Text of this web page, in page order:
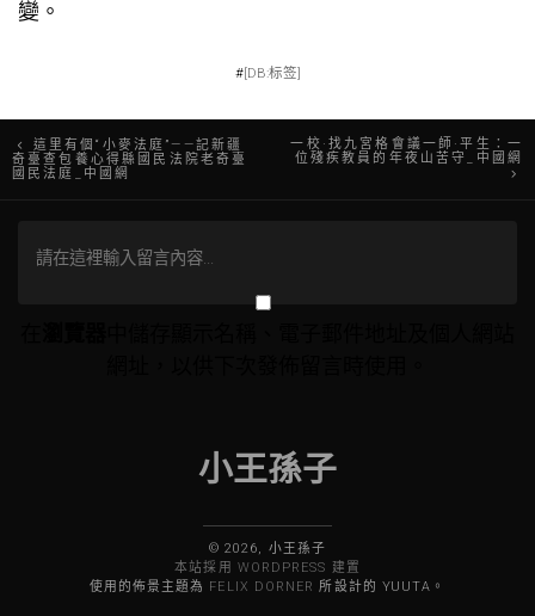
變。
#[DB:标签]
文
章
導
這里有個“小麥法庭”——記新疆
奇臺查包養心得縣國民法院老奇臺
國民法庭_中國網
一校·找九宮格會議一師·平生：一
位殘疾教員的年夜山苦守_中國網
小王孫子
© 2026, 小王孫子
本站採用 WORDPRESS 建置
使用的佈景主題為
FELIX DORNER 所設計的 YUUTA。